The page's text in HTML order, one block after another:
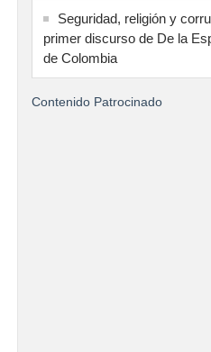
Seguridad, religión y
primer discurso de De la
de Colombia
Contenido Patrocinado